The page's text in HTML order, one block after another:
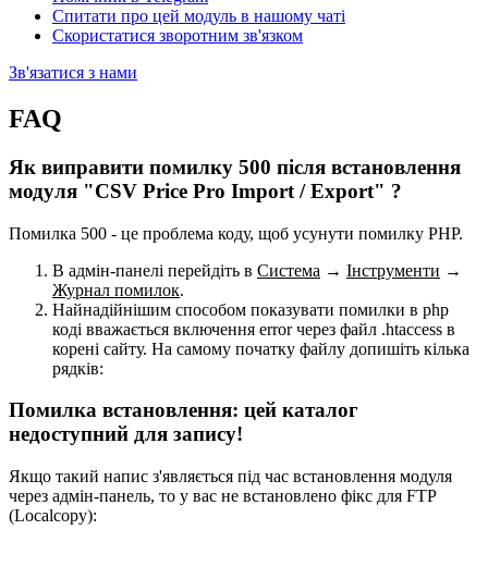
Спитати про цей модуль в нашому чаті
Скористатися зворотним зв'язком
Зв'язатися з нами
FAQ
Як виправити помилку 500 після встановлення
модуля "CSV Price Pro Import / Export" ?
Помилка 500 - це проблема коду, щоб усунути помилку PHP.
В адмін-панелі перейдіть в Система → Інструменти →
Журнал помилок.
Найнадійнішим способом показувати помилки в php
коді вважається включення error через файл .htaccess в
корені сайту. На самому початку файлу допишіть кілька
рядків:
Помилка встановлення: цей каталог
недоступний для запису!
Якщо такий напис з'являється під час встановлення модуля
через адмін-панель, то у вас не встановлено фікс для FTP
(Localcopy):